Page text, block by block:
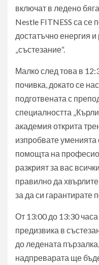
включат в ледено
Nestle FITNESS са се
достатъчно енергия
„състезание“.
Малко след това в
почивка, докато се
подготвената с
специалността
академия открита
изпробвате
помощта на
разкрият за вас
правилно да
за да си гарантирате
От 13:00 до 13:30
предизвика в
до ледената
надпреварата ще